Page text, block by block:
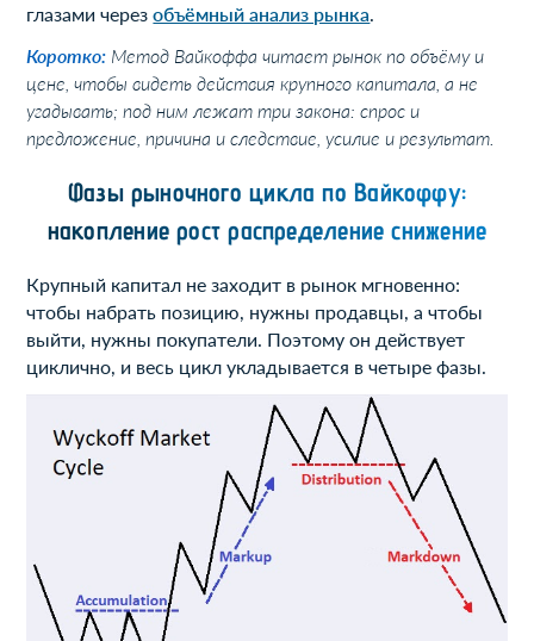
глазами черезобъёмный анализ рынка
Коротко: Метод Вайкоффа читает рынок по объёму и
цене, чтобы видеть действия крупного капитала, а не
угадывать; под ним лежат три закона: спрос и
предложение, причина и следствие, усилие и результат.
Фазы рыночного цикла по Вайкоффу:
накопление рост распределение снижение
Крупный капитал не заходит в рынок мгновенно:
чтобы набрать позицию, нужны продавцы, а чтобы
выйти, нужны покупатели. Поэтому он действует
циклично, и весь цикл укладывается в четыре фазы.